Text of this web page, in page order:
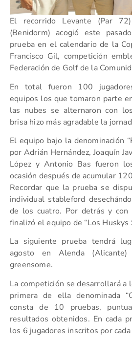
El recorrido Levante (Par
(Benidorm) acogió este
prueba en el calendario de la
Francisco Gil, competición
Federación de Golf de la
En total fueron 100
equipos los que tomaron parte
las nubes se alternaron con
brisa hizo más agradable la
El equipo bajo la denominación
por Adrián Hernández, Joaquín
López y Antonio Bas fueron
ocasión después de acumular
Recordar que la prueba se
individual stableford
de los cuatro. Por detrás y con
finalizó el equipo de “Los Huskys
La siguiente prueba tendrá
agosto en Alenda
greensome.
La competición se desarrollará a
primera de ella denominada
consta de 10 pruebas,
resultados obtenidos. En cada
los 6 jugadores inscritos por